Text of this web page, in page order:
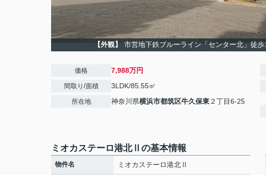
【外観】 市営地下鉄ブルーライン「センター北」徒歩
価格 7,988万円
間取り/面積 3LDK/85.55㎡
所在地 神奈川県横浜市都筑区牛久保東２丁目6-25
ミオカステーロ港北Ⅱの基本情報
物件名 ミオカステーロ港北Ⅱ